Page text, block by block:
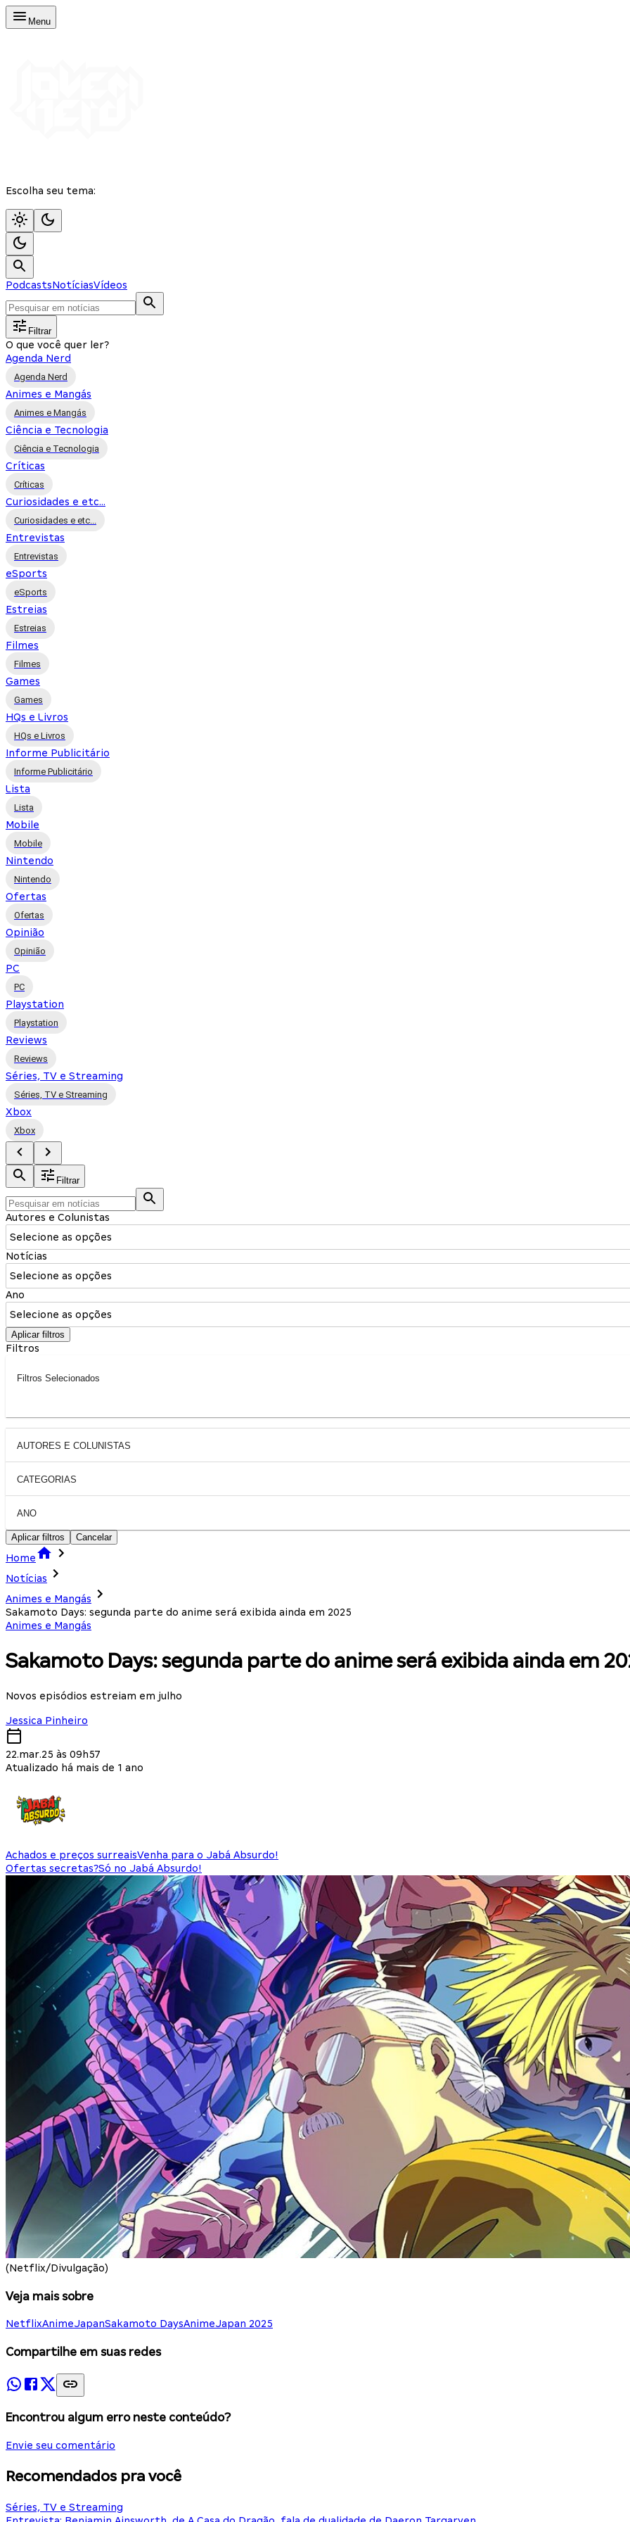
Menu
Escolha seu tema:
PodcastsNotíciasVídeos
Filtrar
O que você quer ler?
Agenda Nerd
Agenda Nerd
Animes e Mangás
Animes e Mangás
Ciência e Tecnologia
Ciência e Tecnologia
Críticas
Críticas
Curiosidades e etc...
Curiosidades e etc...
Entrevistas
Entrevistas
eSports
eSports
Estreias
Estreias
Filmes
Filmes
Games
Games
HQs e Livros
HQs e Livros
Informe Publicitário
Informe Publicitário
Lista
Lista
Mobile
Mobile
Nintendo
Nintendo
Ofertas
Ofertas
Opinião
Opinião
PC
PC
Playstation
Playstation
Reviews
Reviews
Séries, TV e Streaming
Séries, TV e Streaming
Xbox
Xbox
Filtrar
Autores e Colunistas
Selecione as opções
Notícias
Selecione as opções
Ano
Selecione as opções
Aplicar filtros
Filtros
Filtros Selecionados
AUTORES E COLUNISTAS
CATEGORIAS
ANO
Aplicar filtros Cancelar
Home
Notícias
Animes e Mangás
Sakamoto Days: segunda parte do anime será exibida ainda em 2025
Animes e Mangás
Sakamoto Days: segunda parte do anime será exibida ainda em
Novos episódios estreiam em julho
Jessica Pinheiro
22.mar.25 às 09h57
Atualizado há mais de 1 ano
Achados e preços surreaisVenha para o Jabá Absurdo!
Ofertas secretas?Só no Jabá Absurdo!
(Netflix/Divulgação)
Veja mais sobre
NetflixAnimeJapanSakamoto DaysAnimeJapan 2025
Compartilhe em suas redes
Encontrou algum erro neste conteúdo?
Envie seu comentário
Recomendados pra você
Séries, TV e Streaming